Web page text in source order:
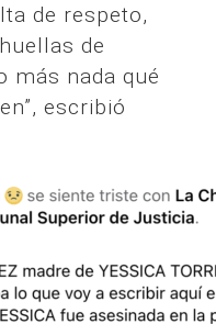
de respeto,
de
más nada qué
escribió